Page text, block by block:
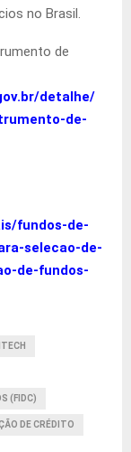
no Brasil.
de
detalhe/
de-
fundos-de-
selecao-de-
de-fundos-
(FIDC)
DE CRÉDITO